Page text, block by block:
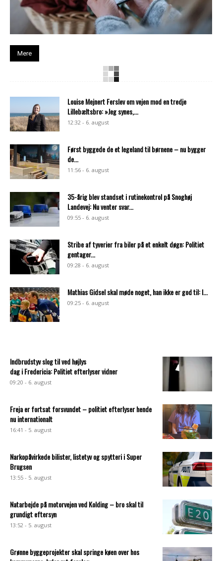
Mere
Louise Mejnert Ferslev om vejen mod en tredje
Lillebæltsbro: »Jeg synes,...
12:32 - 6. august
Først byggede de et legeland til børnene – nu bygger
de...
11:56 - 6. august
35-årig blev standset i rutinekontrol på Snoghøj
Landevej: Nu venter svar...
09:55 - 6. august
Stribe af tyverier fra biler på et enkelt døgn: Politiet
gentager...
09:28 - 6. august
Mathias Gidsel skal møde noget, han ikke er god til: I...
09:25 - 6. august
Indbrudstyv slog til ved højlys
dag i Fredericia: Politiet efterlyser vidner
09:20 - 6. august
Freja er fortsat forsvundet – politiet efterlyser hende
nu internationalt
16:41 - 5. august
Narkopåvirkede bilister, listetyv og spytteri i Super
Brugsen
13:55 - 5. august
Natarbejde på motorvejen ved Kolding – bro skal til
grundigt eftersyn
13:52 - 5. august
Grønne byggeprojekter skal springe køen over hos